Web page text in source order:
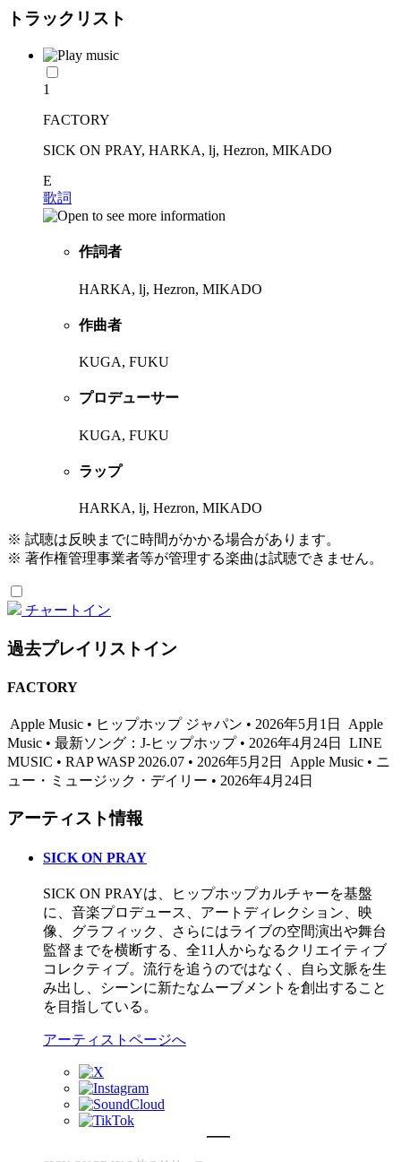
トラックリスト
1
FACTORY
SICK ON PRAY, HARKA, lj, Hezron, MIKADO
E
歌詞
作詞者
HARKA, lj, Hezron, MIKADO
作曲者
KUGA, FUKU
プロデューサー
KUGA, FUKU
ラップ
HARKA, lj, Hezron, MIKADO
※ 試聴は反映までに時間がかかる場合があります。
※ 著作権管理事業者等が管理する楽曲は試聴できません。
チャートイン
過去プレイリストイン
FACTORY
Apple Music • ヒップホップ ジャパン • 2026年5月1日
Apple
Music • 最新ソング：J-ヒップホップ • 2026年4月24日
LINE
MUSIC • RAP WASP 2026.07 • 2026年5月2日
Apple Music • ニ
ュー・ミュージック・デイリー • 2026年4月24日
アーティスト情報
SICK ON PRAY
SICK ON PRAYは、ヒップホップカルチャーを基盤
に、音楽プロデュース、アートディレクション、映
像、グラフィック、さらにはライブの空間演出や舞台
監督までを横断する、全11人からなるクリエイティブ
コレクティブ。流行を追うのではなく、自ら文脈を生
み出し、シーンに新たなムーブメントを創出すること
を目指している。
アーティストページへ